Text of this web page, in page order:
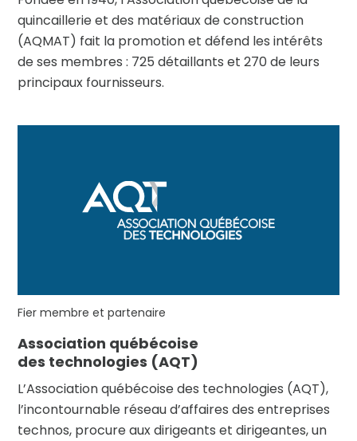
quincaillerie et des matériaux de construction
(AQMAT) fait la promotion et défend les intérêts
de ses membres : 725 détaillants et 270 de leurs
principaux fournisseurs.
Fier membre et partenaire
Association québécoise
des technologies (AQT)
L’Association québécoise des technologies (AQT),
l’incontournable réseau d’affaires des entreprises
technos, procure aux dirigeants et dirigeantes, un